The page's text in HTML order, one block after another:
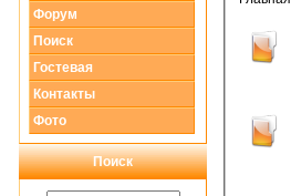
Форум
Поиск
Гостевая
Контакты
Фото
Поиск